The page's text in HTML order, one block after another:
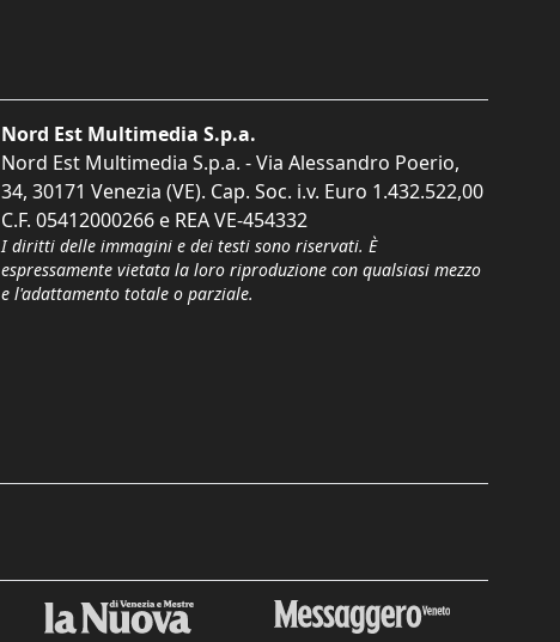
Nord Est Multimedia S.p.a.
Nord Est Multimedia S.p.a. - Via Alessandro Poerio,
34, 30171 Venezia (VE). Cap. Soc. i.v. Euro 1.432.522,00
C.F. 05412000266 e REA VE-454332
I diritti delle immagini e dei testi sono riservati. È
espressamente vietata la loro riproduzione con qualsiasi mezzo
e l'adattamento totale o parziale.